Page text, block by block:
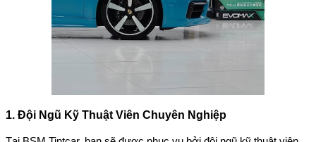
1. Đội Ngũ Kỹ Thuật Viên Chuyên Nghiệp